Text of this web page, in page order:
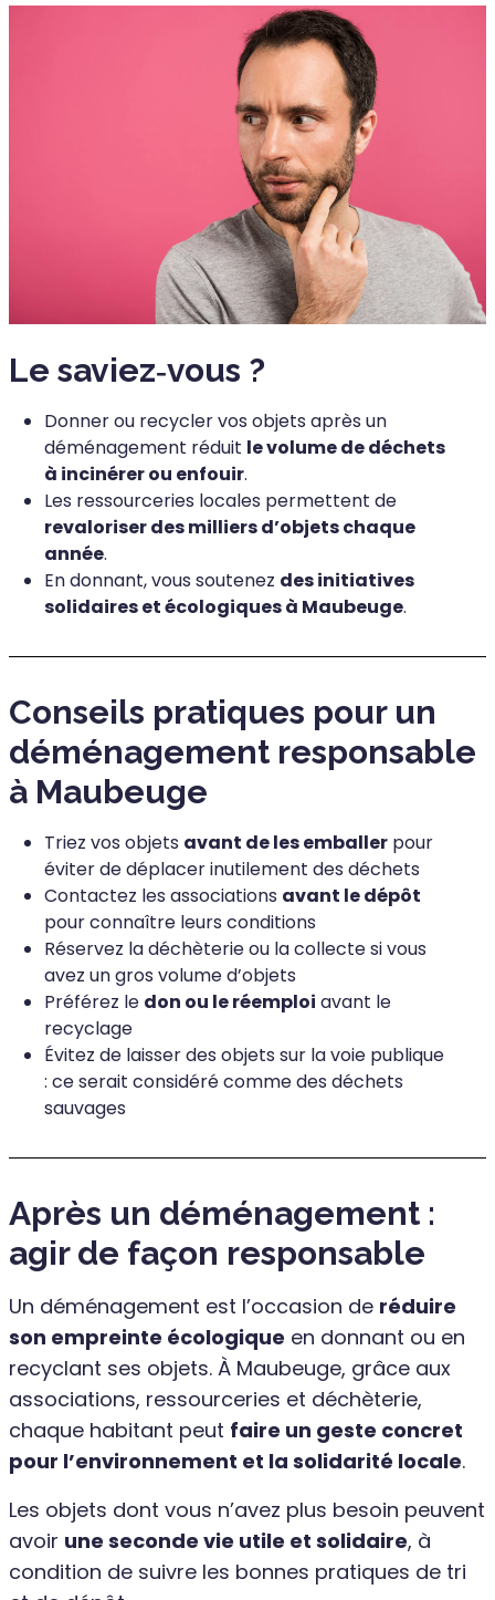
Le saviez‑vous ?
Donner ou recycler vos objets après un
déménagement réduit le volume de déchets
à incinérer ou enfouir.
Les ressourceries locales permettent de
revaloriser des milliers d’objets chaque
année.
En donnant, vous soutenez des initiatives
solidaires et écologiques à Maubeuge.
Conseils pratiques pour un
déménagement responsable
à Maubeuge
Triez vos objets avant de les emballer pour
éviter de déplacer inutilement des déchets
Contactez les associations avant le dépôt
pour connaître leurs conditions
Réservez la déchèterie ou la collecte si vous
avez un gros volume d’objets
Préférez le don ou le réemploi avant le
recyclage
Évitez de laisser des objets sur la voie publique
: ce serait considéré comme des déchets
sauvages
Après un déménagement :
agir de façon responsable
Un déménagement est l’occasion de réduire
son empreinte écologique en donnant ou en
recyclant ses objets. À Maubeuge, grâce aux
associations, ressourceries et déchèterie,
chaque habitant peut faire un geste concret
pour l’environnement et la solidarité locale.
Les objets dont vous n’avez plus besoin peuvent
avoir une seconde vie utile et solidaire, à
condition de suivre les bonnes pratiques de tri